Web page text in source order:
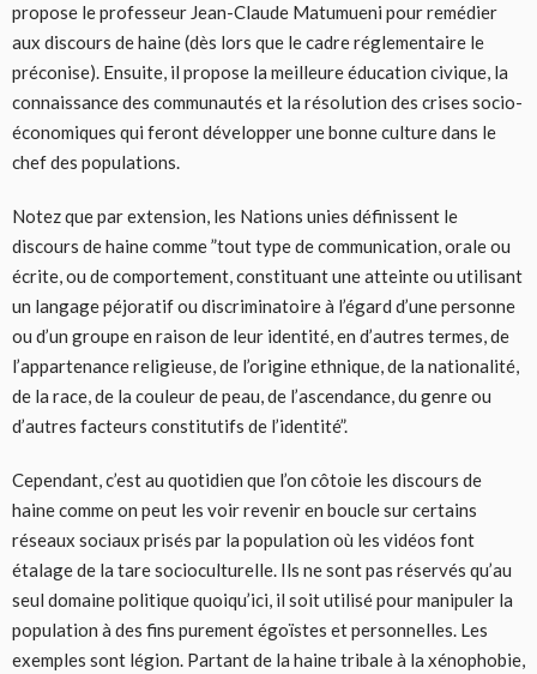
propose le professeur Jean-Claude Matumueni pour remédier
aux discours de haine (dès lors que le cadre réglementaire le
préconise). Ensuite, il propose la meilleure éducation civique, la
connaissance des communautés et la résolution des crises socio-
économiques qui feront développer une bonne culture dans le
chef des populations.
Notez que par extension, les Nations unies définissent le
discours de haine comme ”tout type de communication, orale ou
écrite, ou de comportement, constituant une atteinte ou utilisant
un langage péjoratif ou discriminatoire à l’égard d’une personne
ou d’un groupe en raison de leur identité, en d’autres termes, de
l’appartenance religieuse, de l’origine ethnique, de la nationalité,
de la race, de la couleur de peau, de l’ascendance, du genre ou
d’autres facteurs constitutifs de l’identité”.
Cependant, c’est au quotidien que l’on côtoie les discours de
haine comme on peut les voir revenir en boucle sur certains
réseaux sociaux prisés par la population où les vidéos font
étalage de la tare socioculturelle. Ils ne sont pas réservés qu’au
seul domaine politique quoiqu’ici, il soit utilisé pour manipuler la
population à des fins purement égoïstes et personnelles. Les
exemples sont légion. Partant de la haine tribale à la xénophobie,